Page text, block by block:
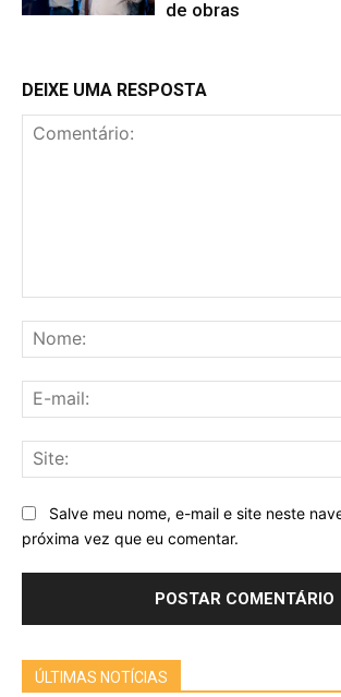
de obras
DEIXE UMA RESPOSTA
Salve meu nome, e-mail e site neste
próxima vez que eu comentar.
ÚLTIMAS NOTÍCIAS